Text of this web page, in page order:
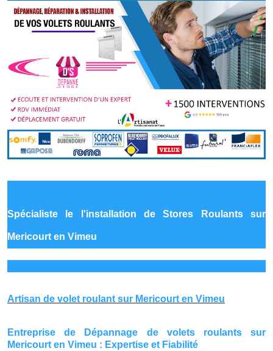
Spécialiste le l'installation de Stores Roulants sur
Mericourt en Vimeu
Artisan de volet roulant sur Mericourt en Vimeu
Entreprise de Dépannage de volets roulants sur
Mericourt en Vimeu : Expertise et Fiabilité